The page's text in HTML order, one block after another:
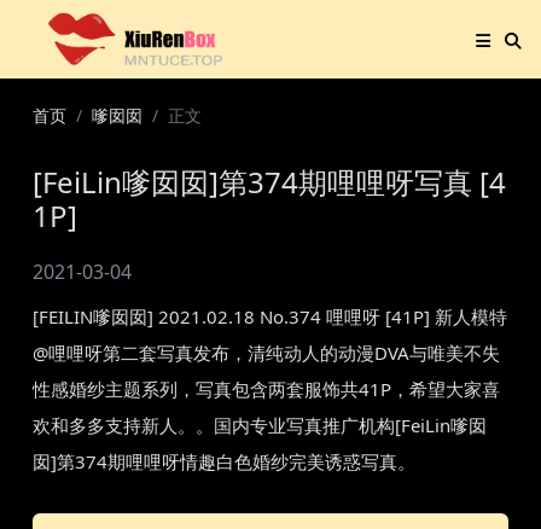
首页 嗲囡囡 正文
[FeiLin嗲囡囡]第374期哩哩呀写真 [4
1P]
2021-03-04
[FEILIN嗲囡囡] 2021.02.18 No.374 哩哩呀 [41P] 新人模特
@哩哩呀第二套写真发布，清纯动人的动漫DVA与唯美不失
性感婚纱主题系列，写真包含两套服饰共41P，希望大家喜
欢和多多支持新人。。国内专业写真推广机构[FeiLin嗲囡
囡]第374期哩哩呀情趣白色婚纱完美诱惑写真。